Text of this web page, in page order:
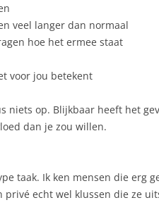
veel langer dan normaal
hoe het ermee staat
voor jou betekent
niets op. Blijkbaar heeft het
dan je zou willen.
taak. Ik ken mensen die erg
privé echt wel klussen die ze